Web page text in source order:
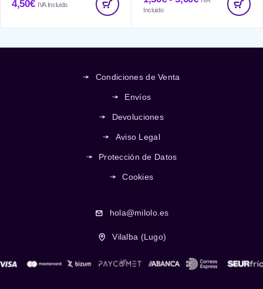
4,50€ IVA Incluido
Incluido
Condiciones de Venta
Envíos
Devoluciones
Aviso Legal
Protección de Datos
Cookies
hola@milolo.es
Vilalba (Lugo)